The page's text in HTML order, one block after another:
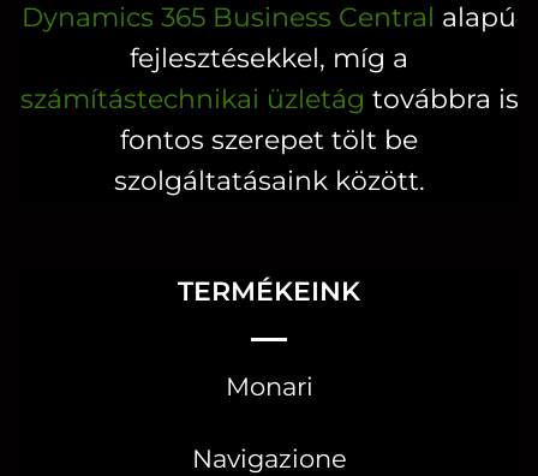
Dynamics 365 Business Central alapú
fejlesztésekkel, míg a
számítástechnikai üzletág továbbra is
fontos szerepet tölt be
szolgáltatásaink között.
TERMÉKEINK
Monari
Navigazione